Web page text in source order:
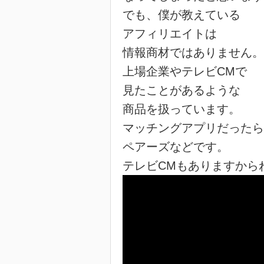
でも、僕が教えている
アフィリエイトは
情報商材ではありません。
上場企業やテレビCMで
見たことがあるような
商品を扱っています。
マッチングアプリだったら
ペアーズなどです。
テレビCMもありますから